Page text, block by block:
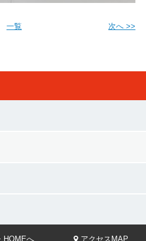
一覧 次へ >>
HOMEへ アクセスMAP